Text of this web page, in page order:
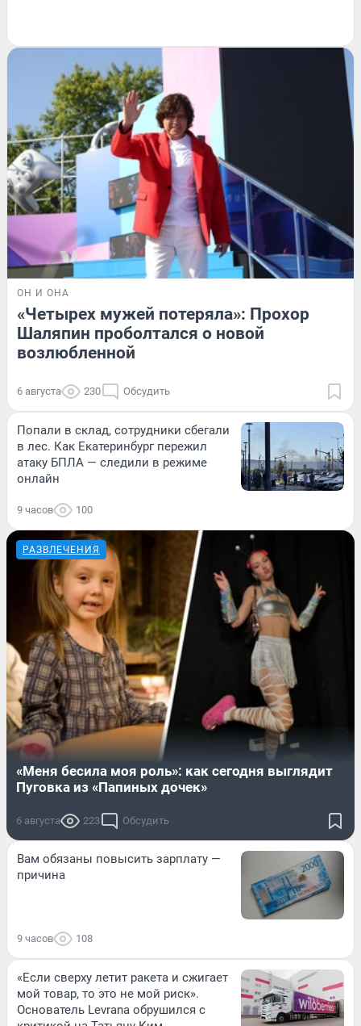
ОН И ОНА
«Четырех мужей потеряла»: Прохор
Шаляпин проболтался о новой
возлюбленной
6 августа 230 Обсудить
Попали в склад, сотрудники сбегали
в лес. Как Екатеринбург пережил
атаку БПЛА — следили в режиме
онлайн
9 часов 100
РАЗВЛЕЧЕНИЯ
«Меня бесила моя роль»: как сегодня выглядит
Пуговка из «Папиных дочек»
6 августа 223 Обсудить
Вам обязаны повысить зарплату —
причина
9 часов 108
«Если сверху летит ракета и сжигает
мой товар, то это не мой риск».
Основатель Levrana обрушился с